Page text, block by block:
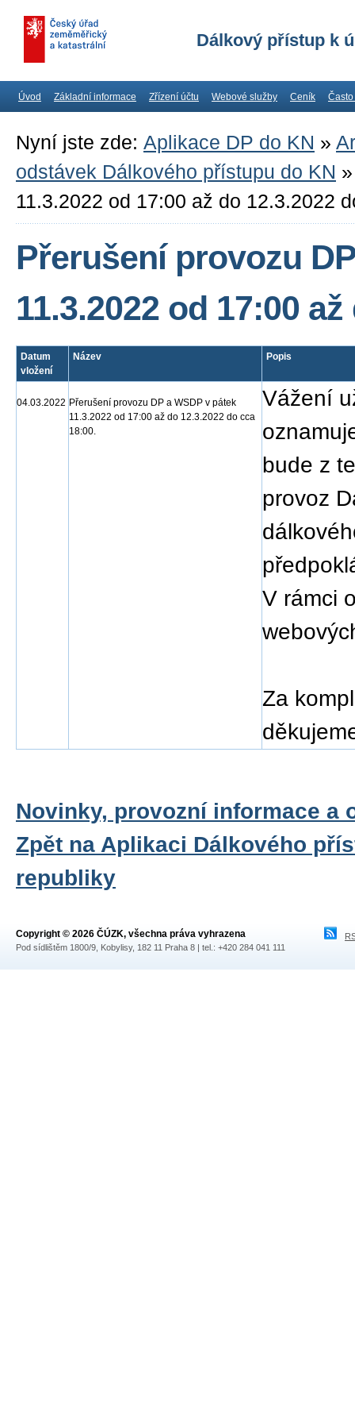
Dálkový přístup k
Úvod Základní informace Zřízení účtu Webové služby Ceník
Nyní jste zde: Aplikace DP do KN »
odstávek Dálkového přístupu do KN
11.3.2022 od 17:00 až do 12.3.2022
Přerušení provozu
11.3.2022 od 17:00
Datum
vložení
Název Popis
04.03.2022 Přerušení provozu DP a WSDP v pátek
11.3.2022 od 17:00 až do 12.3.2022 do cca
18:00.
Vážení
bude z
provoz
V rámci
Za
Novinky, provozní informace a
Zpět na Aplikaci Dálkového
republiky
Copyright © 2026 ČÚZK, všechna práva vyhrazena
Pod sídlištěm 1800/9, Kobylisy, 182 11 Praha 8 | tel.: +420 284 041 111